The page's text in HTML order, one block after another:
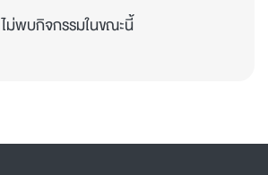
ไม่พบกิจกรรมในขณะนี้